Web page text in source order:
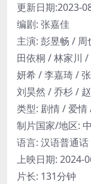
更新日期:2023-
编剧: 张嘉佳
主演: 彭昱畅 /
田依桐 / 林家川
妍希 / 李嘉琦 /
刘昊然 / 乔杉 /
类型: 剧情 / 爱情
制片国家/地区:
语言: 汉语普通话
上映日期: 2024-
片长: 131分钟